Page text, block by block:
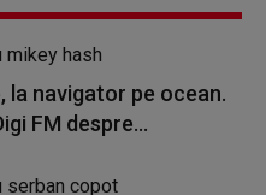
la navigator pe ocean.
FM despre...